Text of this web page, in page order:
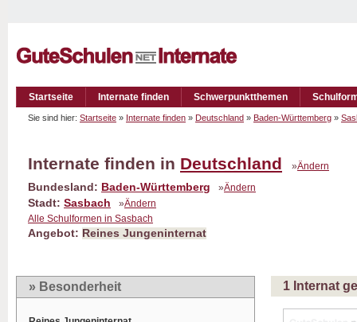
Startseite Internate finden Schwerpunktthemen
Sie sind hier: Startseite » Internate finden » Deutschland » Baden-Württemberg »
Internate finden in Deutschland »Ändern
Bundesland: Baden-Württemberg »Ändern
Stadt: Sasbach »Ändern
Alle Schulformen in Sasbach
Angebot: Reines Jungeninternat
» Besonderheit 1 Internat